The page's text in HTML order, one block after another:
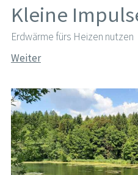
Kleine
Erdwärme fürs Heizen nutzen
Weiter